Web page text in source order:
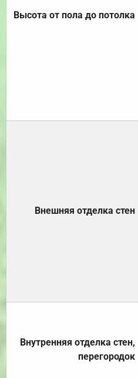
Высота от пола до потолка
Внешняя отделка стен
Внутренняя отделка стен,
перегородок